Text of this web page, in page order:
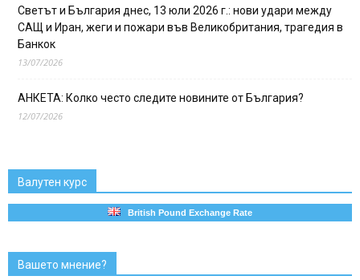
Светът и България днес, 13 юли 2026 г.: нови удари между
САЩ и Иран, жеги и пожари във Великобритания, трагедия в
Банкок
13/07/2026
АНКЕТА: Колко често следите новините от България?
12/07/2026
Валутен курс
British Pound Exchange Rate
Вашето мнение?